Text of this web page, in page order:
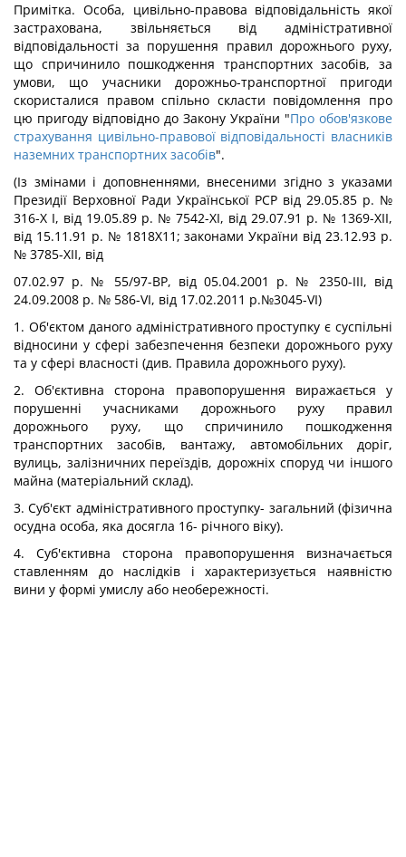
Примітка. Особа, цивільно-правова відповідальність якої
застрахована, звільняється від адміністративної
відповідальності за порушення правил дорожнього руху,
що спричинило пошкодження транспортних засобів, за
умови, що учасники дорожньо-транспортної пригоди
скористалися правом спільно скласти повідомлення про
цю пригоду відповідно до Закону України "Про обов'язкове
страхування цивільно-правової відповідальності власників
наземних транспортних засобів".
(Із змінами і доповненнями, внесеними згідно з указами
Президії Верховної Ради Української PCP від 29.05.85 р. №
316-Х І, від 19.05.89 p. № 7542-ХІ, від 29.07.91 р. № 1369-ХІІ,
від 15.11.91 р. № 1818X11; законами України від 23.12.93 р.
№ 3785-ХІІ, від
07.02.97 р. № 55/97-ВР, від 05.04.2001 p. № 2350-ІІІ, від
24.09.2008 p. № 586-VI, від 17.02.2011 p.№3045-VI)
1. Об'єктом даного адміністративного проступку є суспільні
відносини у сфері забезпечення безпеки дорожнього руху
та у сфері власності (див. Правила дорожнього руху).
2. Об'єктивна сторона правопорушення виражається у
порушенні учасниками дорожнього руху правил
дорожнього руху, що спричинило пошкодження
транспортних засобів, вантажу, автомобільних доріг,
вулиць, залізничних переїздів, дорожніх споруд чи іншого
майна (матеріальний склад).
3. Суб'єкт адміністративного проступку- загальний (фізична
осудна особа, яка досягла 16- річного віку).
4. Суб'єктивна сторона правопорушення визначається
ставленням до наслідків і характеризується наявністю
вини у формі умислу або необережності.